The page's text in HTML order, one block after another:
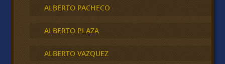
ALBERTO PACHECO
ALBERTO PLAZA
ALBERTO VAZQUEZ